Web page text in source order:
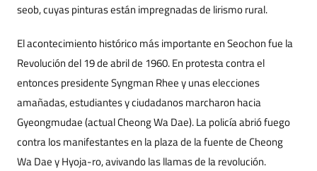
seob, cuyas pinturas están impregnadas de lirismo rural.
El acontecimiento histórico más importante en Seochon fue la
Revolución del 19 de abril de 1960. En protesta contra el
entonces presidente Syngman Rhee y unas elecciones
amañadas, estudiantes y ciudadanos marcharon hacia
Gyeongmudae (actual Cheong Wa Dae). La policía abrió fuego
contra los manifestantes en la plaza de la fuente de Cheong
Wa Dae y Hyoja-ro, avivando las llamas de la revolución.